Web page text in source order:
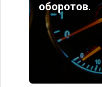
оборотов.